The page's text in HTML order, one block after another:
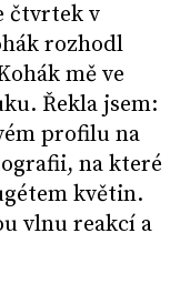
čtvrtek v
rozhodl
mě ve
Řekla jsem:
profilu na
na které
květin.
vlnu reakcí a